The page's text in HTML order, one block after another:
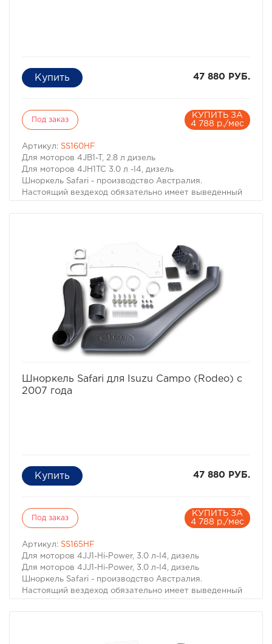
47 880 РУБ.
Под заказ
КУПИТЬ ЗА
4 788 р./мес
Артикул: SS160HF
Для моторов 4JB1-T, 2.8 л дизель
Для моторов 4JH1TC 3.0 л -I4, дизель
Шноркель Safari - производство Австралия.
Настоящий вездеход обязательно имеет выведенный
того не известно какие ямы могут быть даже в самом
невинном броде. В большинстве случаев попадание
воды в цилиндры работающего двигателя - фатально.
Вода, как известно, в отличие от воздуха несжимаема,
соответственно гнутся шатуны, "поднимаются"
головки моторов, ломаются коленвалы.
Шноркель Safari для Isuzu Campo (Rodeo) с
2007 года
47 880 РУБ.
Под заказ
КУПИТЬ ЗА
4 788 р./мес
Артикул: SS165HF
Для моторов 4JJ1-Hi-Power, 3.0 л-I4, дизель
Для моторов 4JJ1-Hi-Power, 3.0 л-I4, дизель
Шноркель Safari - производство Австралия.
Настоящий вездеход обязательно имеет выведенный